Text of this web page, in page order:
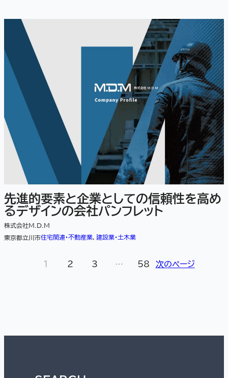
先進的要素と企業としての信頼性を高め
るデザインの会社パンフレット
株式会社M.D.M
東京都立川市住宅関連・不動産業 建設業・土木業
1 2 3 … 58 次のページ